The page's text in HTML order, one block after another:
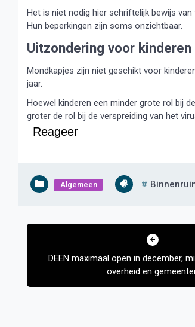
Het is niet nodig hier schriftelijk bewijs
Hun beperkingen zijn soms onzichtbaar.
Uitzondering voor
Mondkapjes zijn niet geschikt voor
jaar.
Hoewel kinderen een minder grote rol bij
groter de rol bij de verspreiding van het
Reageer
Algemeen
Bericht
DEEN maximaal open in december,
overheid en